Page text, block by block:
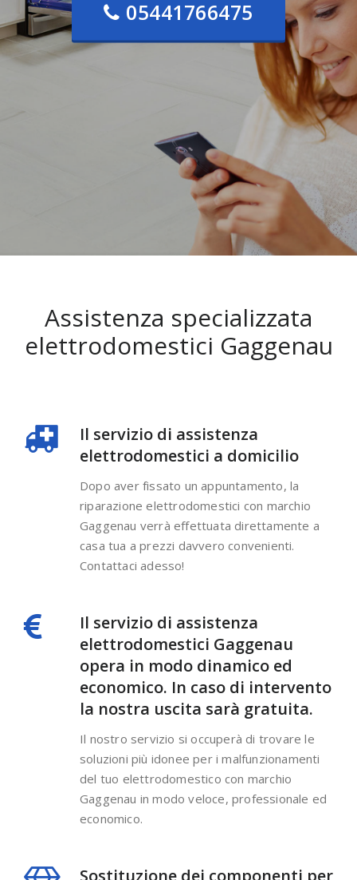
05441766475
Assistenza specializzata
elettrodomestici Gaggenau
Il servizio di assistenza
elettrodomestici a domicilio
Dopo aver fissato un appuntamento, la
riparazione elettrodomestici con marchio
Gaggenau verrà effettuata direttamente a
casa tua a prezzi davvero convenienti.
Contattaci adesso!
Il servizio di assistenza
elettrodomestici Gaggenau
opera in modo dinamico ed
economico. In caso di intervento
la nostra uscita sarà gratuita.
Il nostro servizio si occuperà di trovare le
soluzioni più idonee per i malfunzionamenti
del tuo elettrodomestico con marchio
Gaggenau in modo veloce, professionale ed
economico.